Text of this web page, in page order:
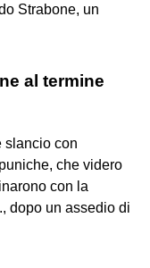
Strabone, un
al termine
slancio con
che videro
con la
dopo un assedio di